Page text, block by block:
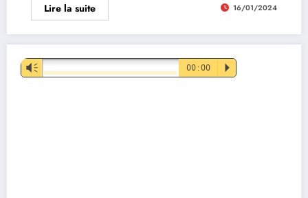
Lire la suite 16/01/2024
Lecteur
audio
Vm 00:00 P